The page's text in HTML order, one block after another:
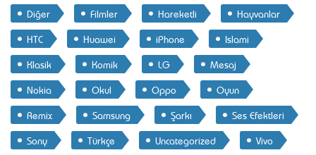
Diğer
Filmler Hareketli
Hayvanlar
HTC
Huawei iPhone
Islami
Klasik
Komik LG
Mesaj
Nokia
Okul Oppo
Oyun
Remix
Samsung Şarkı
Ses Efektleri
Sony
Türkçe Uncategorized Vivo